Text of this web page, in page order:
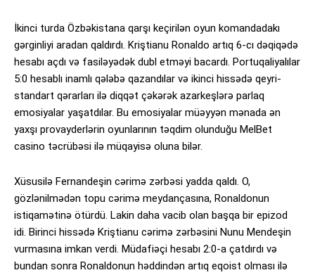
İkinci turda Özbəkistana qarşı keçirilən oyun komandadakı
gərginliyi aradan qaldırdı. Kriştianu Ronaldo artıq 6-cı dəqiqədə
hesabı açdı və fasiləyədək dubl etməyi bacardı. Portuqaliyalılar
5:0 hesablı inamlı qələbə qazandılar və ikinci hissədə qeyri-
standart qərarları ilə diqqət çəkərək azarkeşlərə parlaq
emosiyalar yaşatdılar. Bu emosiyalar müəyyən mənada ən
yaxşı provayderlərin oyunlarının təqdim olunduğu MelBet
casino təcrübəsi ilə müqayisə oluna bilər.
Xüsusilə Fernandeşin cərimə zərbəsi yadda qaldı. O,
gözlənilmədən topu cərimə meydançasına, Ronaldonun
istiqamətinə ötürdü. Lakin daha vacib olan başqa bir epizod
idi. Birinci hissədə Kriştianu cərimə zərbəsini Nunu Mendeşin
vurmasına imkan verdi. Müdafiəçi hesabı 2:0-a çatdırdı və
bundan sonra Ronaldonun həddindən artıq eqoist olması ilə